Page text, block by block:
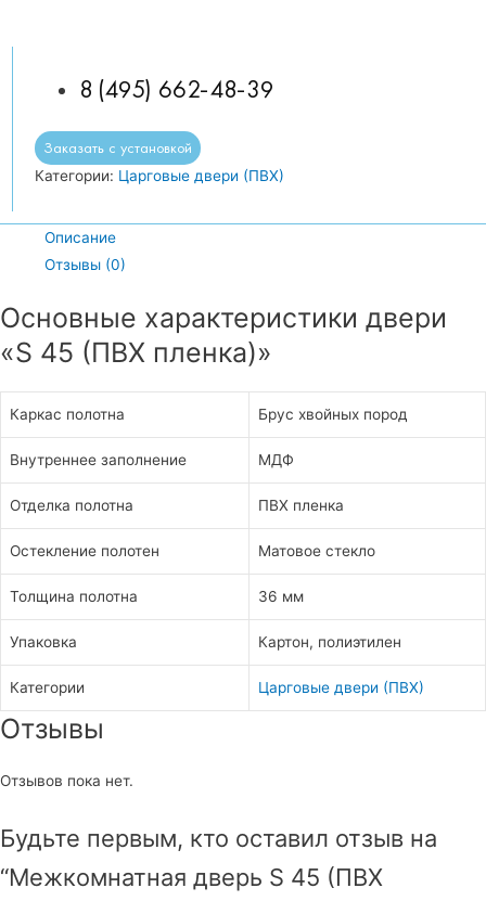
8 (495) 662-48-39
Заказать с установкой
Категории: Царговые двери (ПВХ)
Описание
Отзывы (0)
Основные характеристики двери
«S 45 (ПВХ пленка)»
Каркас полотна Брус хвойных пород
Внутреннее заполнение МДФ
Отделка полотна ПВХ пленка
Остекление полотен Матовое стекло
Толщина полотна 36 мм
Упаковка Картон, полиэтилен
Категории Царговые двери (ПВХ)
Отзывы
Отзывов пока нет.
Будьте первым, кто оставил отзыв на
“Межкомнатная дверь S 45 (ПВХ